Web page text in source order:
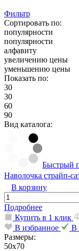
Фильтр
Сортировать по:
популярности
популярности
алфавиту
увеличению цены
уменьшению цены
Показать по:
30
30
60
90
Вид каталога:
Быстрый
Наволочка страйп-
В корзину
Подробнее
Купить в 1 клик
В избранное
В
Размеры:
50х70